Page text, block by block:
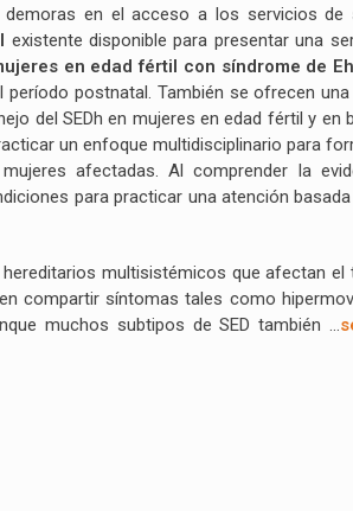
en el acceso a los servicios de
existente disponible para presentar una
en edad fértil con síndrome de
postnatal. También se ofrecen una
del SEDh en mujeres en edad fértil y en
un enfoque multidisciplinario para
afectadas. Al comprender la
para practicar una atención
multisistémicos que afectan el
compartir síntomas tales como
muchos subtipos de SED también …